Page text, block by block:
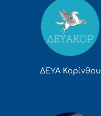
ΔΕΥΑ Κορίνθου